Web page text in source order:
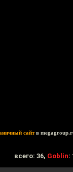
сайтв
всего: 36, Goblin: